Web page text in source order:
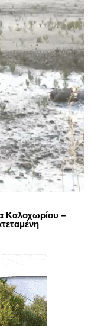
Καλοχωρίου –